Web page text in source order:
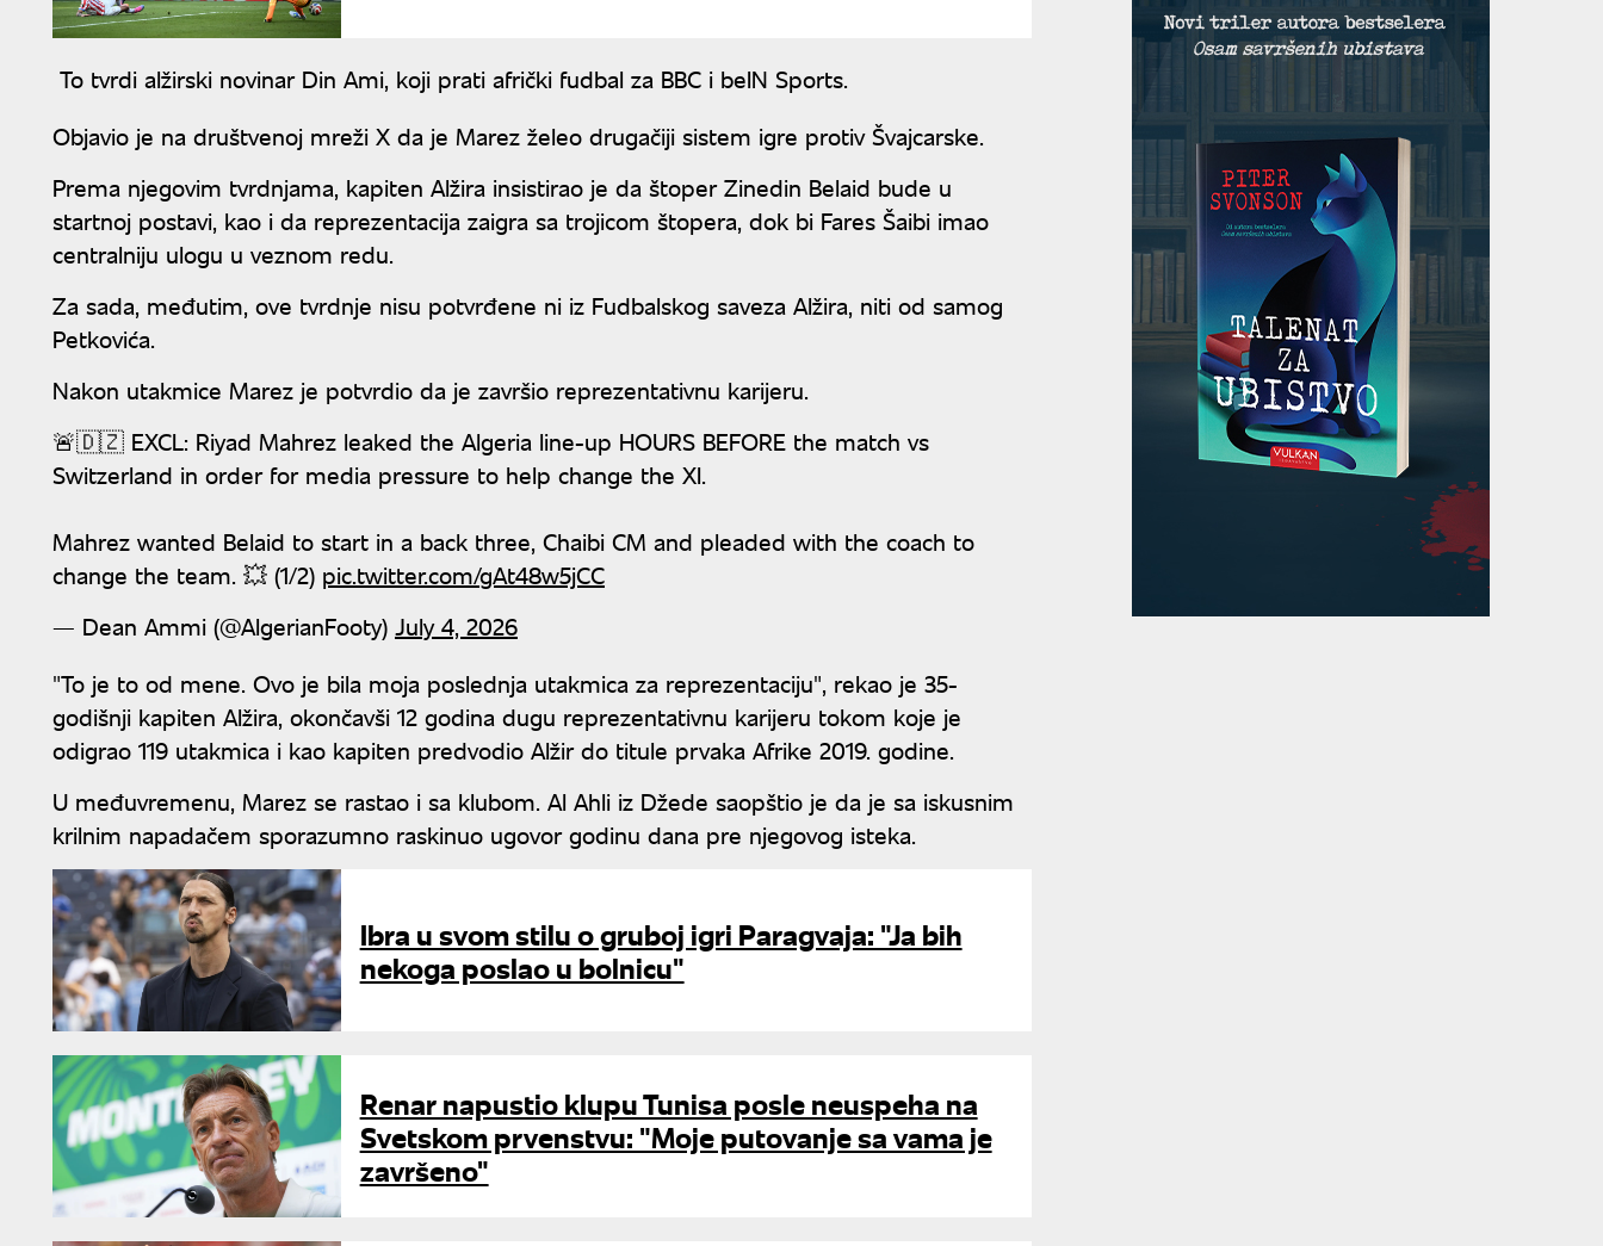
To tvrdi alžirski novinar Din Ami, koji prati afrički fudbal za BBC i beIN Sports.
Objavio je na društvenoj mreži X da je Marez želeo drugačiji sistem igre protiv Švajcarske.
Prema njegovim tvrdnjama, kapiten Alžira insistirao je da štoper Zinedin Belaid bude u
startnoj postavi, kao i da reprezentacija zaigra sa trojicom štopera, dok bi Fares Šaibi imao
centralniju ulogu u veznom redu.
Za sada, međutim, ove tvrdnje nisu potvrđene ni iz Fudbalskog saveza Alžira, niti od samog
Petkovića.
Nakon utakmice Marez je potvrdio da je završio reprezentativnu karijeru.
🚨🇩🇿 EXCL: Riyad Mahrez leaked the Algeria line-up HOURS BEFORE the match vs
Switzerland in order for media pressure to help change the XI.
Mahrez wanted Belaid to start in a back three, Chaibi CM and pleaded with the coach to
change the team. 💥 (1/2) pic.twitter.com/gAt48w5jCC
— Dean Ammi (@AlgerianFooty) July 4, 2026
"To je to od mene. Ovo je bila moja poslednja utakmica za reprezentaciju", rekao je 35-
godišnji kapiten Alžira, okončavši 12 godina dugu reprezentativnu karijeru tokom koje je
odigrao 119 utakmica i kao kapiten predvodio Alžir do titule prvaka Afrike 2019. godine.
U međuvremenu, Marez se rastao i sa klubom. Al Ahli iz Džede saopštio je da je sa iskusnim
krilnim napadačem sporazumno raskinuo ugovor godinu dana pre njegovog isteka.
Ibra u svom stilu o gruboj igri Paragvaja: "Ja bih
nekoga poslao u bolnicu"
Renar napustio klupu Tunisa posle neuspeha na
Svetskom prvenstvu: "Moje putovanje sa vama je
završeno"